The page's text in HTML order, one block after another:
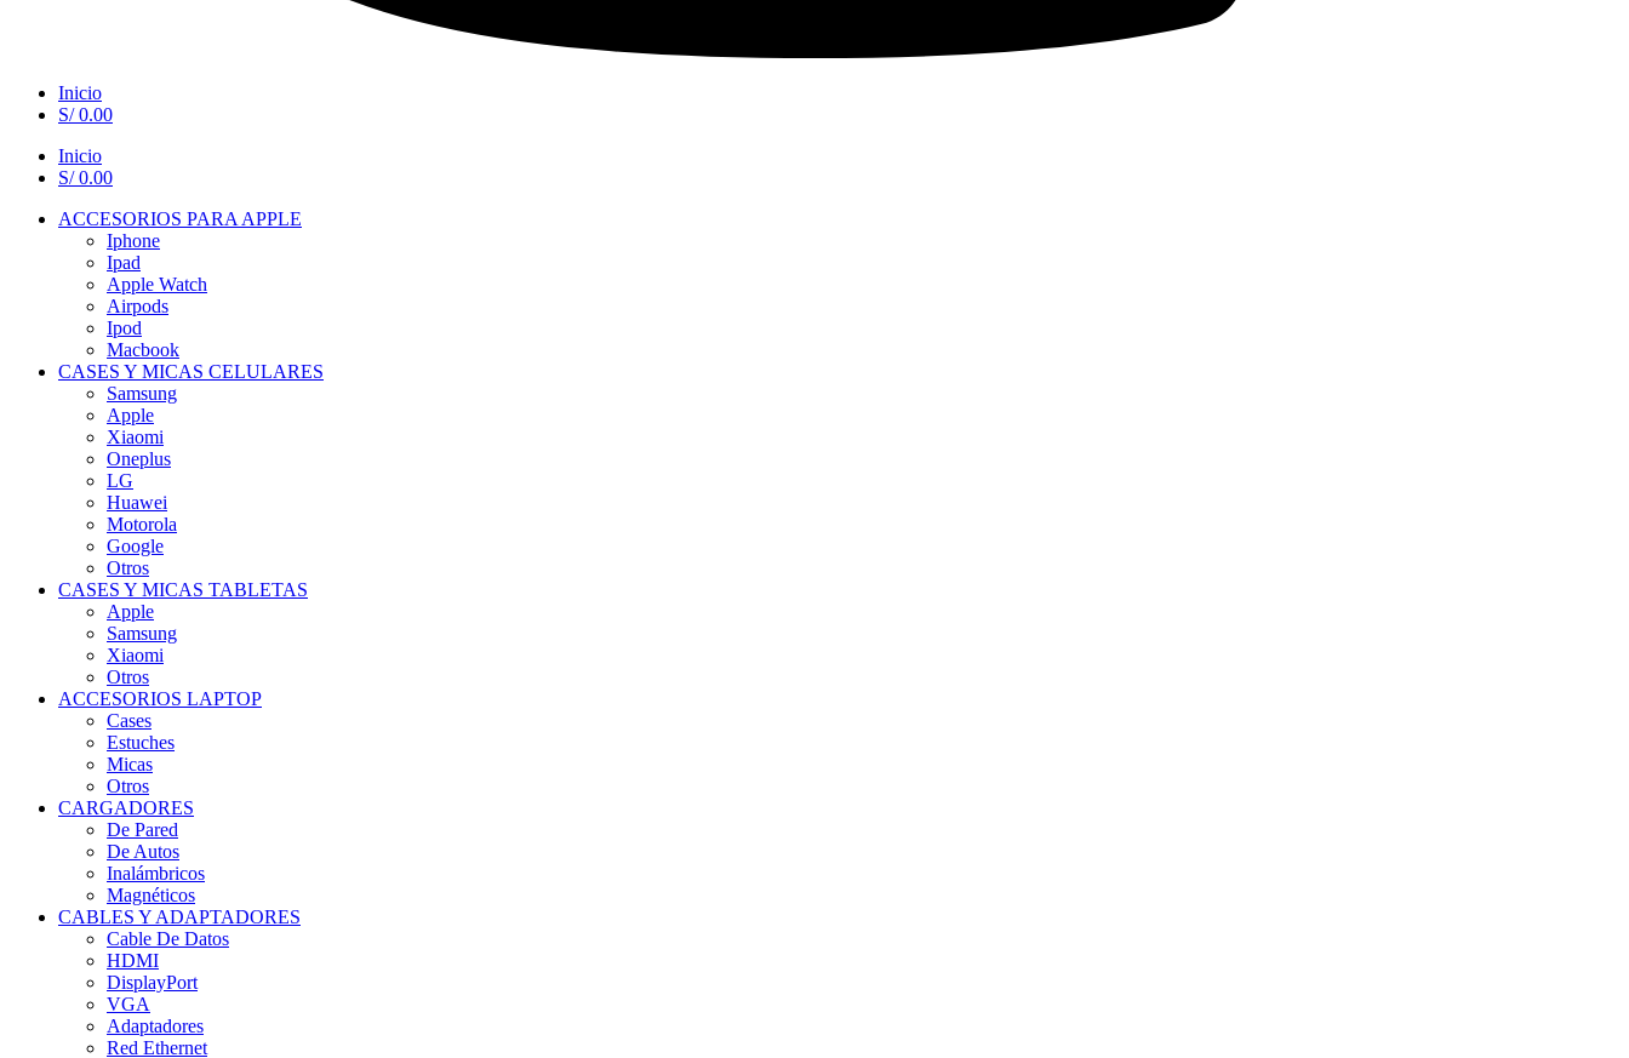
Inicio
S/0.00
Inicio
S/0.00
ACCESORIOS PARA APPLE
Iphone
Ipad
Apple Watch
Airpods
Ipod
Macbook
CASES Y MICAS CELULARES
Samsung
Apple
Xiaomi
Oneplus
LG
Huawei
Motorola
Google
Otros
CASES Y MICAS TABLETAS
Apple
Samsung
Xiaomi
Otros
ACCESORIOS LAPTOP
Cases
Estuches
Micas
Otros
CARGADORES
De Pared
De Autos
Inalámbricos
Magnéticos
CABLES Y ADAPTADORES
Cable De Datos
HDMI
DisplayPort
VGA
Adaptadores
Red Ethernet